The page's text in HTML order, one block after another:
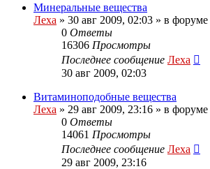
Минеральные вещества
Леха » 30 авг 2009, 02:03 » в форуме
0 Ответы
16306 Просмотры
Последнее сообщение Леха
30 авг 2009, 02:03
Витаминоподобные вещества
Леха » 29 авг 2009, 23:16 » в форуме
0 Ответы
14061 Просмотры
Последнее сообщение Леха
29 авг 2009, 23:16